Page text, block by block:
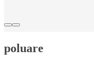
poluare